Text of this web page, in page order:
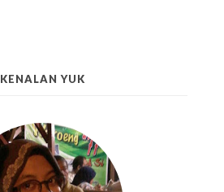
KENALAN YUK